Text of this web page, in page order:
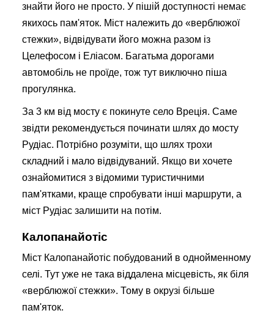
знайти його не просто. У пішій доступності немає
якихось пам'яток. Міст належить до «верблюжої
стежки», відвідувати його можна разом із
Целефосом і Еліасом. Багатьма дорогами
автомобіль не проїде, тож тут виключно піша
прогулянка.
За 3 км від мосту є покинуте село Вреція. Саме
звідти рекомендується починати шлях до мосту
Рудіас. Потрібно розуміти, що шлях трохи
складний і мало відвідуваний. Якщо ви хочете
ознайомитися з відомими туристичними
пам'ятками, краще спробувати інші маршрути, а
міст Рудіас залишити на потім.
Калопанайотіс
Міст Калопанайотіс побудований в однойменному
селі. Тут уже не така віддалена місцевість, як біля
«верблюжої стежки». Тому в окрузі більше
пам'яток.